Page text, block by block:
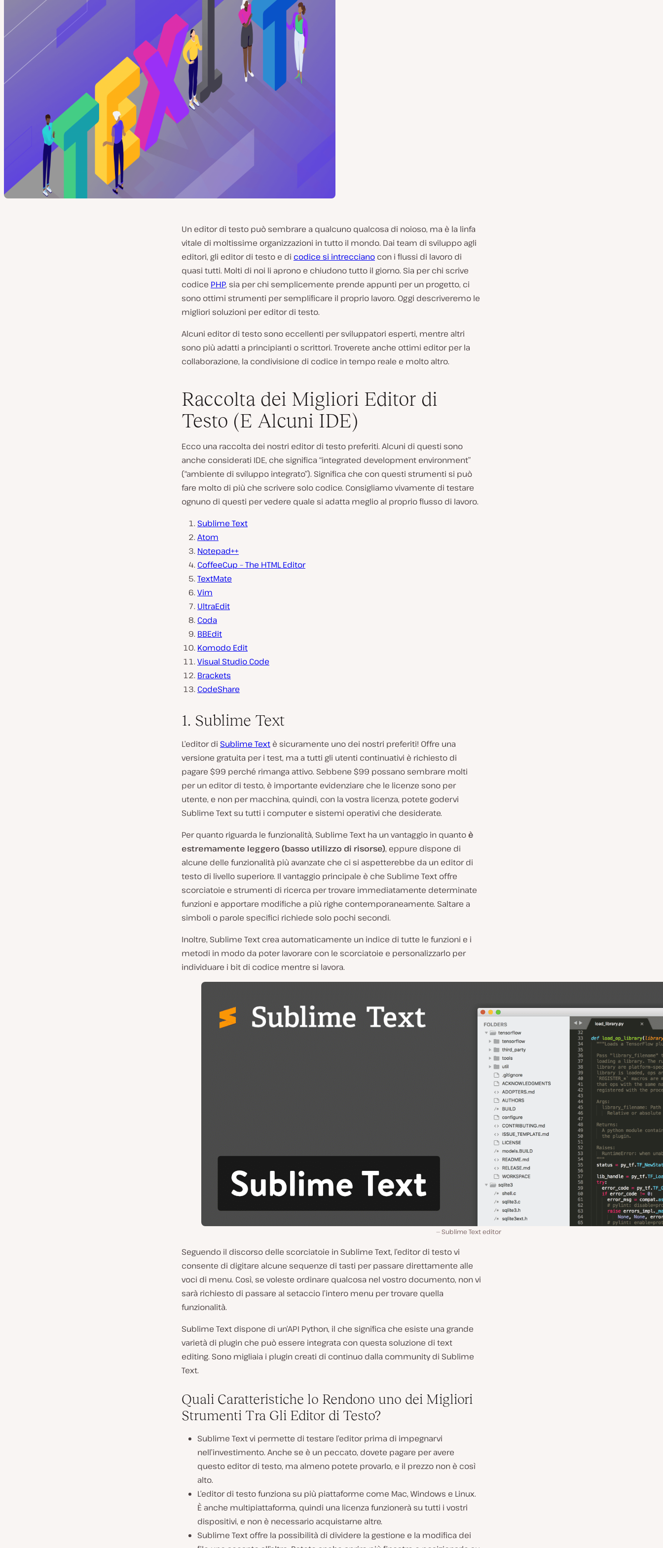
Un editor di testo può sembrare a qualcuno qualcosa di noioso, ma è la linfa
vitale di moltissime organizzazioni in tutto il mondo. Dai team di sviluppo agli
editori, gli editor di testo e di codice si intrecciano con i flussi di lavoro di
quasi tutti. Molti di noi li aprono e chiudono tutto il giorno. Sia per chi scrive
codice PHP, sia per chi semplicemente prende appunti per un progetto, ci
sono ottimi strumenti per semplificare il proprio lavoro. Oggi descriveremo le
migliori soluzioni per editor di testo.
Alcuni editor di testo sono eccellenti per sviluppatori esperti, mentre altri
sono più adatti a principianti o scrittori. Troverete anche ottimi editor per la
collaborazione, la condivisione di codice in tempo reale e molto altro.
Raccolta dei Migliori Editor di
Testo (E Alcuni IDE)
Ecco una raccolta dei nostri editor di testo preferiti. Alcuni di questi sono
anche considerati IDE, che significa “integrated development environment”
(“ambiente di sviluppo integrato”). Significa che con questi strumenti si può
fare molto di più che scrivere solo codice. Consigliamo vivamente di testare
ognuno di questi per vedere quale si adatta meglio al proprio flusso di lavoro.
Sublime Text
Atom
Notepad++
CoffeeCup – The HTML Editor
TextMate
Vim
UltraEdit
Coda
BBEdit
Komodo Edit
Visual Studio Code
Brackets
CodeShare
1. Sublime Text
L’editor di Sublime Text è sicuramente uno dei nostri preferiti! Offre una
versione gratuita per i test, ma a tutti gli utenti continuativi è richiesto di
pagare $99 perché rimanga attivo. Sebbene $99 possano sembrare molti
per un editor di testo, è importante evidenziare che le licenze sono per
utente, e non per macchina, quindi, con la vostra licenza, potete godervi
Sublime Text su tutti i computer e sistemi operativi che desiderate.
Per quanto riguarda le funzionalità, Sublime Text ha un vantaggio in quanto è
estremamente leggero (basso utilizzo di risorse), eppure dispone di
alcune delle funzionalità più avanzate che ci si aspetterebbe da un editor di
testo di livello superiore. Il vantaggio principale è che Sublime Text offre
scorciatoie e strumenti di ricerca per trovare immediatamente determinate
funzioni e apportare modifiche a più righe contemporaneamente. Saltare a
simboli o parole specifici richiede solo pochi secondi.
Inoltre, Sublime Text crea automaticamente un indice di tutte le funzioni e i
metodi in modo da poter lavorare con le scorciatoie e personalizzarlo per
individuare i bit di codice mentre si lavora.
Sublime Text editor
Seguendo il discorso delle scorciatoie in Sublime Text, l’editor di testo vi
consente di digitare alcune sequenze di tasti per passare direttamente alle
voci di menu. Così, se voleste ordinare qualcosa nel vostro documento, non vi
sarà richiesto di passare al setaccio l’intero menu per trovare quella
funzionalità.
Sublime Text dispone di un’API Python, il che significa che esiste una grande
varietà di plugin che può essere integrata con questa soluzione di text
editing. Sono migliaia i plugin creati di continuo dalla community di Sublime
Text.
Quali Caratteristiche lo Rendono uno dei Migliori
Strumenti Tra Gli Editor di Testo?
Sublime Text vi permette di testare l’editor prima di impegnarvi
nell’investimento. Anche se è un peccato, dovete pagare per avere
questo editor di testo, ma almeno potete provarlo, e il prezzo non è così
alto.
L’editor di testo funziona su più piattaforme come Mac, Windows e Linux.
È anche multipiattaforma, quindi una licenza funzionerà su tutti i vostri
dispositivi, e non è necessario acquistarne altre.
Sublime Text offre la possibilità di dividere la gestione e la modifica dei